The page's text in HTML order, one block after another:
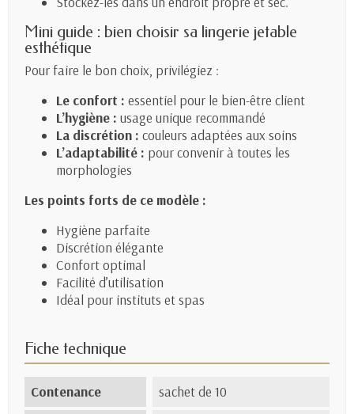
Mini guide : bien choisir sa lingerie jetable
esthétique
Pour faire le bon choix, privilégiez :
Le confort : essentiel pour le bien-être client
L’hygiène : usage unique recommandé
La discrétion : couleurs adaptées aux soins
L’adaptabilité : pour convenir à toutes les
morphologies
Les points forts de ce modèle :
Hygiène parfaite
Discrétion élégante
Confort optimal
Facilité d’utilisation
Idéal pour instituts et spas
Fiche technique
Contenance
sachet de 10